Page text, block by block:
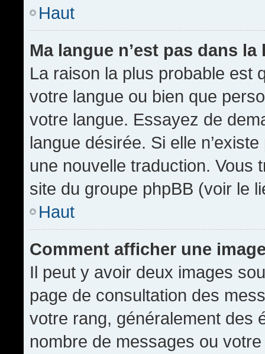
Haut
Ma langue n’est pas dans la
La raison la plus probable est
votre langue ou bien que
votre langue. Essayez de
langue désirée. Si elle
une nouvelle traduction. Vous
site du groupe phpBB (voir le
Haut
Comment afficher une
Il peut y avoir deux images
page de consultation des
votre rang, généralement des
nombre de messages ou